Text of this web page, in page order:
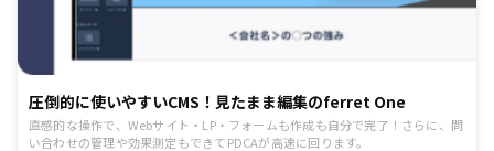
圧倒的に使いやすいCMS！見たまま編集のferret One
直感的な操作で、Webサイト・LP・フォームも作成も自分で完了！さらに、問
い合わせの管理や効果測定もできてPDCAが高速に回ります。